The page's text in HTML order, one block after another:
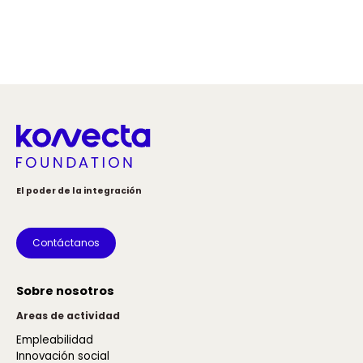
El poder de la integración
Contáctanos
Sobre nosotros
Areas de actividad
Empleabilidad
Innovación social